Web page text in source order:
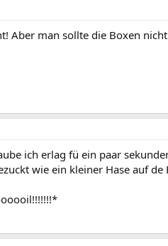
Aber man sollte die Boxen
ich erlag fü ein paar
wie ein kleiner Hase auf de